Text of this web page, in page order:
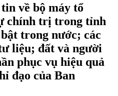
về bộ máy tổ
chính trị trong tỉnh
trong nước; các
liệu; đất và người
phục vụ hiệu quả
đạo của Ban